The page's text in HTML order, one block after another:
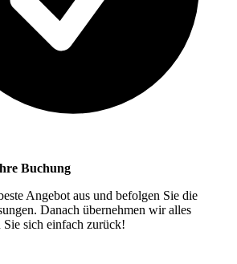
Buchung
Angebot aus und befolgen Sie die
Danach übernehmen wir alles
Sie sich einfach zurück!